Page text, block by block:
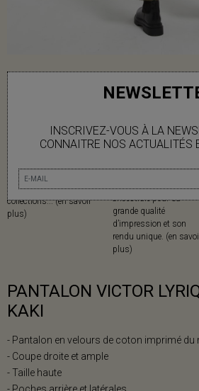
INSCRIVEZ-VOUS À LA
CONNAITRE NOS ACTUALITÉS
MATIÈRES
Mapoésie privilégie les
matières naturelles dans
l’ensemble de ses
collections... (en savoir
plus)
IMPRESSION AU
CADRE
ancestrale pour sa
grande qualité
d’impression et son
rendu unique. (en
plus)
PANTALON VICTOR
KAKI
- Pantalon en velours de coton imprimé du
- Coupe droite et ample
- Taille haute